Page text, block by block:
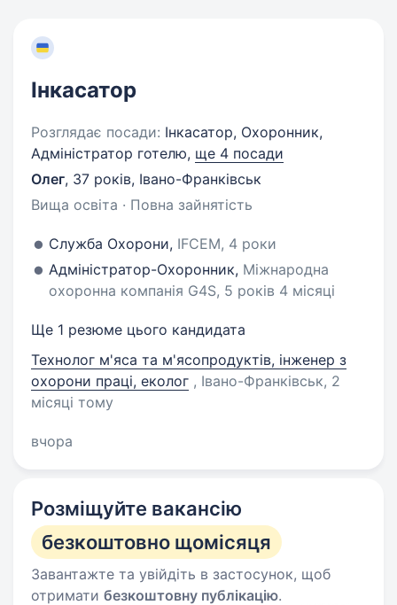
Інкасатор
Розглядає посади: Інкасатор, Охоронник,
Адміністратор готелю, ще 4 посади
Олег, 37 років, Івано-Франківськ
Вища освіта · Повна зайнятість
Служба Охорони, IFCEM, 4 роки
Адміністратор-Охоронник, Міжнародна
охоронна компанія G4S, 5 років 4 місяці
Ще 1 резюме цього кандидата
Технолог м'яса та м'ясопродуктів, інженер з
охорони праці, еколог , Івано-Франківськ, 2
місяці тому
вчора
Розміщуйте вакансію
безкоштовно щомісяця
Завантажте та увійдіть в застосунок, щоб
отримати безкоштовну публікацію.